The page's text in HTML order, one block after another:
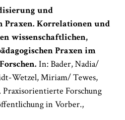
und
Praxen. Korrelationen und
wissenschaftlichen,
Praxen im
In: Bader, Nadia/
Wetzel, Miriam/ Tewes,
Praxisorientierte Forschung
in Vorber.,